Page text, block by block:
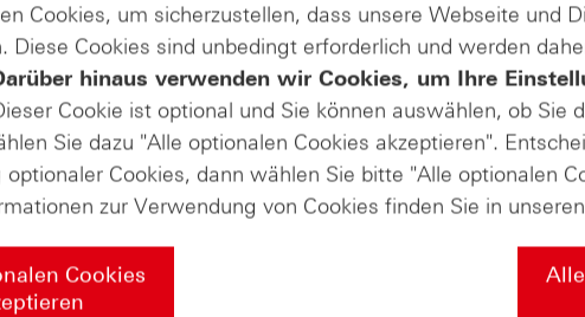
Cookies, um sicherzustellen, dass unsere Webseite und
Diese Cookies sind unbedingt erforderlich und werden
hinaus verwenden wir Cookies, um Ihre
Cookie ist optional und Sie können auswählen, ob Sie
Sie dazu "Alle optionalen Cookies akzeptieren".
Cookies, dann wählen Sie bitte "Alle optionalen
zur Verwendung von Cookies finden Sie in unseren
Cookies